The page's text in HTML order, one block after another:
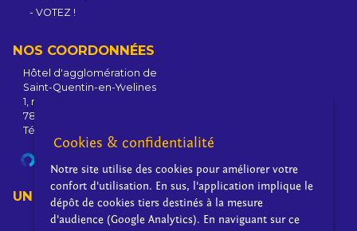
VOTEZ !
NOS COORDONNÉES
Hôtel d'agglomération de
Saint-Quentin-en-Yvelines
1, rue Eugène-Hénaff - BP 10118
78192 Trappes Cedex - France
Tél : +33 1 39 44 80 80
UN PROJET PORTÉ PAR
Cookies & confidentialité
Notre site utilise des cookies pour améliorer votre
confort d'utilisation. En sus, l'application implique le
dépôt de cookies tiers destinés à la mesure
d'audience (Google Analytics). En naviguant sur ce